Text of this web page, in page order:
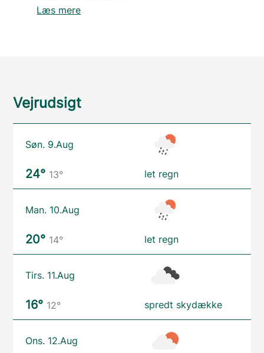
Læs mere
Vejrudsigt
Søn. 9.Aug
24° 13° let regn
Man. 10.Aug
20° 14° let regn
Tirs. 11.Aug
16° 12° spredt skydække
Ons. 12.Aug